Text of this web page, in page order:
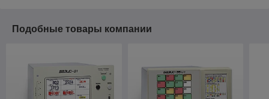
Подобные товары компании